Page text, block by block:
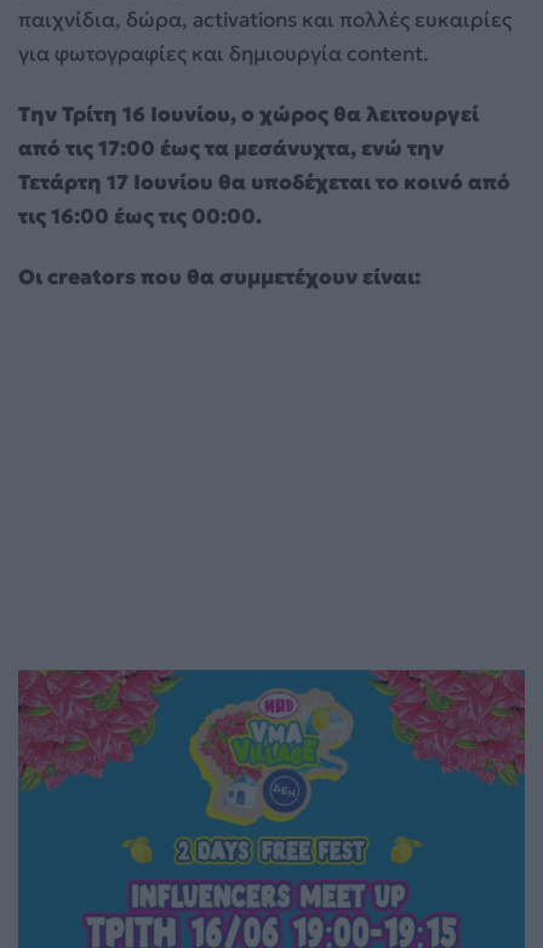
παιχνίδια, δώρα, activations και πολλές ευκαιρίες
για φωτογραφίες και δημιουργία content.
Την Τρίτη 16 Ιουνίου, ο χώρος θα λειτουργεί
από τις 17:00 έως τα μεσάνυχτα, ενώ την
Τετάρτη 17 Ιουνίου θα υποδέχεται το κοινό από
τις 16:00 έως τις 00:00.
Οι creators που θα συμμετέχουν είναι: